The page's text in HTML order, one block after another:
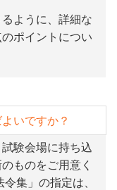
ように、詳細な
ポイントについ
いですか？
験会場に持ち込
ものをご用意く
集」の指定は、